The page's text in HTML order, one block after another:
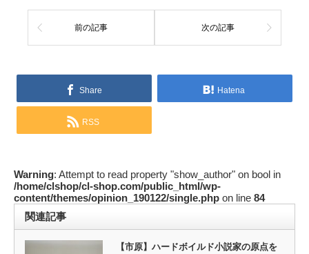
前の記事 次の記事
Share Hatena
RSS
Warning: Attempt to read property "show_author" on bool in
/home/clshop/cl-shop.com/public_html/wp-
content/themes/opinion_190122/single.php on line 84
関連記事
【市原】ハードボイルド小説家の原点を